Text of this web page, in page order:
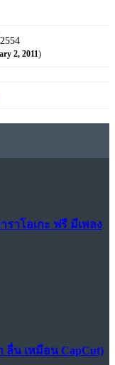
2, 2011)
ราโอเกะ ฟรี มีเพลง
ลื่น เหมือน CapCut)